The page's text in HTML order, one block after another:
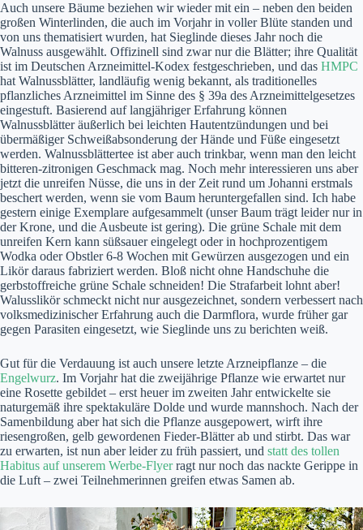
Auch unsere Bäume beziehen wir wieder mit ein – neben den beiden
großen Winterlinden, die auch im Vorjahr in voller Blüte standen und
von uns thematisiert wurden, hat Sieglinde dieses Jahr noch die
Walnuss ausgewählt. Offizinell sind zwar nur die Blätter; ihre Qualität
ist im Deutschen Arzneimittel-Kodex festgeschrieben, und das HMPC
hat Walnussblätter, landläufig wenig bekannt, als traditionelles
pflanzliches Arzneimittel im Sinne des § 39a des Arzneimittelgesetzes
eingestuft. Basierend auf langjähriger Erfahrung können
Walnussblätter äußerlich bei leichten Hautentzündungen und bei
übermäßiger Schweißabsonderung der Hände und Füße eingesetzt
werden. Walnussblättertee ist aber auch trinkbar, wenn man den leicht
bitteren-zitronigen Geschmack mag. Noch mehr interessieren uns aber
jetzt die unreifen Nüsse, die uns in der Zeit rund um Johanni erstmals
beschert werden, wenn sie vom Baum heruntergefallen sind. Ich habe
gestern einige Exemplare aufgesammelt (unser Baum trägt leider nur in
der Krone, und die Ausbeute ist gering). Die grüne Schale mit dem
unreifen Kern kann süßsauer eingelegt oder in hochprozentigem
Wodka oder Obstler 6-8 Wochen mit Gewürzen ausgezogen und ein
Likör daraus fabriziert werden. Bloß nicht ohne Handschuhe die
gerbstoffreiche grüne Schale schneiden! Die Strafarbeit lohnt aber!
Walusslikör schmeckt nicht nur ausgezeichnet, sondern verbessert nach
volksmedizinischer Erfahrung auch die Darmflora, wurde früher gar
gegen Parasiten eingesetzt, wie Sieglinde uns zu berichten weiß.
Gut für die Verdauung ist auch unsere letzte Arzneipflanze – die
Engelwurz. Im Vorjahr hat die zweijährige Pflanze wie erwartet nur
eine Rosette gebildet – erst heuer im zweiten Jahr entwickelte sie
naturgemäß ihre spektakuläre Dolde und wurde mannshoch. Nach der
Samenbildung aber hat sich die Pflanze ausgepowert, wirft ihre
riesengroßen, gelb gewordenen Fieder-Blätter ab und stirbt. Das war
zu erwarten, ist nun aber leider zu früh passiert, und statt des tollen
Habitus auf unserem Werbe-Flyerragt nur noch das nackte Gerippe in
die Luft – zwei Teilnehmerinnen greifen etwas Samen ab.